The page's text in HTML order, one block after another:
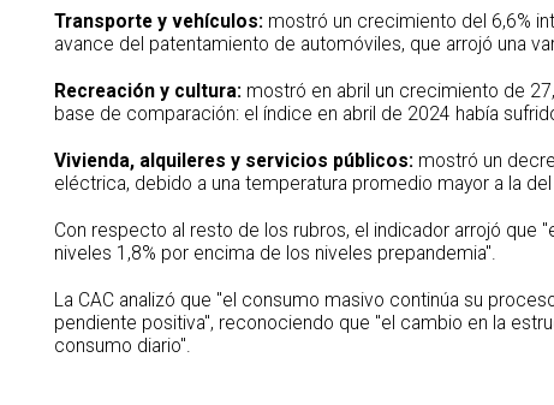
Transporte y vehículos: mostró un crecimiento del 6,6%
avance del patentamiento de automóviles, que arrojó una
Recreación y cultura: mostró en abril un crecimiento de
base de comparación: el índice en abril de 2024 había
Vivienda, alquileres y servicios públicos: mostró un
eléctrica, debido a una temperatura promedio mayor a la
Con respecto al resto de los rubros, el indicador arrojó que
niveles 1,8% por encima de los niveles prepandemia".
La CAC analizó que "el consumo masivo continúa su
pendiente positiva", reconociendo que "el cambio en la
consumo diario".